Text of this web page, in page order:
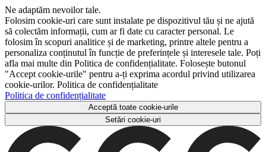
Ne adaptăm nevoilor tale.
Folosim cookie-uri care sunt instalate pe dispozitivul tău și ne ajută
să colectăm informații, cum ar fi date cu caracter personal. Le
folosim în scopuri analitice și de marketing, printre altele pentru a
personaliza conținutul în funcție de preferințele și interesele tale. Poți
afla mai multe din Politica de confidențialitate. Folosește butonul
"Accept cookie-urile" pentru a-ți exprima acordul privind utilizarea
cookie-urilor. Politica de confidențialitate
Politica de confidențialitate
Acceptă toate cookie-urile
Setări cookie-uri